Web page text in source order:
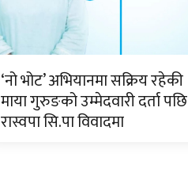
‘नो भोट’ अभियानमा सक्रिय रहेकी
माया गुरुङको उम्मेदवारी दर्ता पछि
रास्वपा सि.पा विवादमा